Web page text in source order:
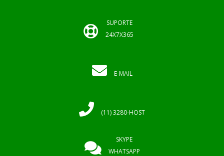
SUPORTE
24X7X365
E-MAIL
(11) 3280-HOST
SKYPE
WHATSAPP